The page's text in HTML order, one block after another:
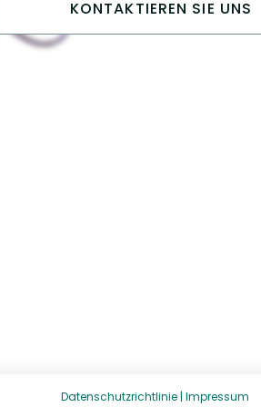
KONTAKTIEREN SIE UNS
Datenschutzrichtlinie | Impressum